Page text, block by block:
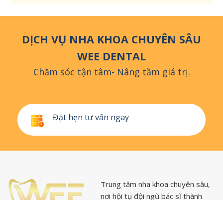
DỊCH VỤ NHA KHOA CHUYÊN SÂU
WEE DENTAL
Chăm sóc tận tâm- Nâng tầm giá trị.
Đặt hẹn tư vấn ngay
Trung tâm nha khoa chuyên sâu,
nơi hội tụ đội ngũ bác sĩ thành